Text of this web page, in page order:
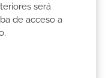
será
de acceso a